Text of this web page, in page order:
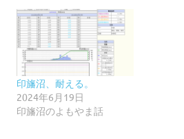
印旛沼、耐える。
2024年6月19日
印旛沼のよもやま話